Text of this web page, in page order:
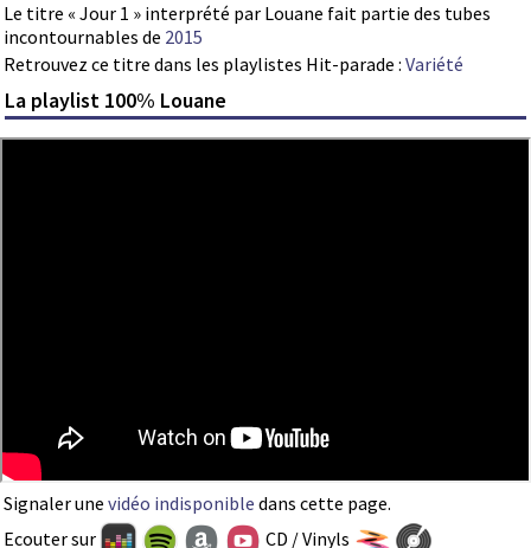
Le titre « Jour 1 » interprété par Louane fait partie des tubes
incontournables de 2015
Retrouvez ce titre dans les playlistes Hit-parade : Variété
La playlist 100% Louane
Signaler une vidéo indisponible dans cette page.
Ecouter sur
CD / Vinyls